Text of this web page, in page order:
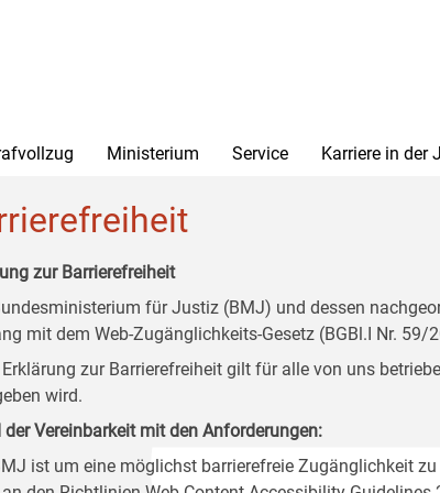
Ministerium Service Karriere in der
zur Barrierefreiheit
für Justiz (BMJ) und dessen
mit dem Web-Zugänglichkeits-Gesetz (BGBl.I Nr.
Erklärung zur Barrierefreiheit gilt für alle von uns
wird.
der Vereinbarkeit mit den Anforderungen:
ist um eine möglichst barrierefreie Zugänglichkeit